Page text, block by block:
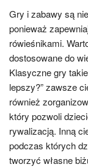
Gry i zabawy są
ponieważ
rówieśnikami.
dostosowane do
Klasyczne gry
lepszy?” zawsze
również
który pozwoli
rywalizacją. Inną
podczas których
tworzyć własne